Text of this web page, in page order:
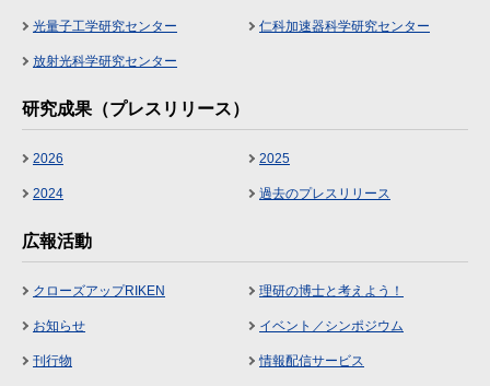
光量子工学研究センター 仁科加速器科学研究センター
放射光科学研究センター
研究成果（プレスリリース）
2026 2025
2024 過去のプレスリリース
広報活動
クローズアップRIKEN 理研の博士と考えよう！
お知らせ イベント／シンポジウム
刊行物 情報配信サービス